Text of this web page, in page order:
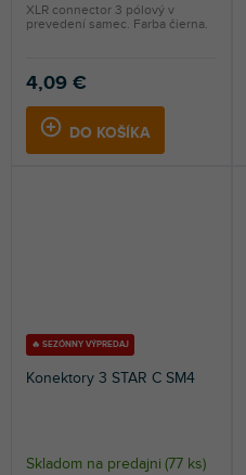
4,09 €
DO KOŠÍKA
XLR connector 3 pólový v
prevedení samec. Farba čierna.
🔥 SEZÓNNY VÝPREDAJ
Konektory 3 STAR C SM4
Skladom na predajni (77 ks)